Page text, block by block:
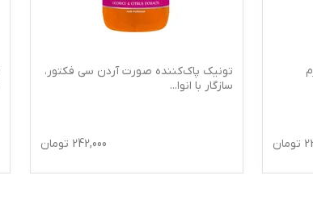
تومان
تونیک پاک‌کننده صورت آردن سی فکتور،
سازگار با انوا...
242,000 تومان